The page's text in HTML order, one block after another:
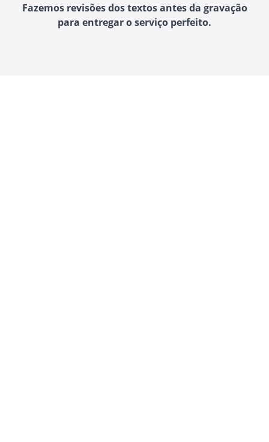
Fazemos revisões dos textos antes da gravação
para entregar o serviço perfeito.